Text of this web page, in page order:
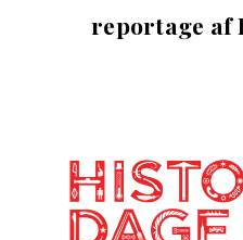
reportage af